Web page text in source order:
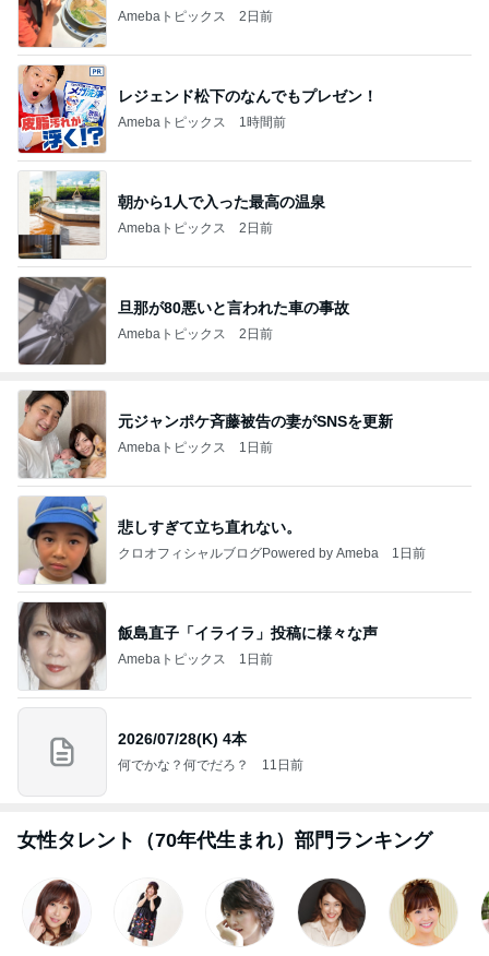
Amebaトピックス 2日前
レジェンド松下のなんでもプレゼン！
Amebaトピックス 1時間前
朝から1人で入った最高の温泉
Amebaトピックス 2日前
旦那が80悪いと言われた車の事故
Amebaトピックス 2日前
元ジャンポケ斉藤被告の妻がSNSを更新
Amebaトピックス 1日前
悲しすぎて立ち直れない。
クロオフィシャルブログPowered by Ameba 1日前
飯島直子「イライラ」投稿に様々な声
Amebaトピックス 1日前
2026/07/28(K) 4本
何でかな？何でだろ？ 11日前
女性タレント（70年代生まれ）部門ランキング